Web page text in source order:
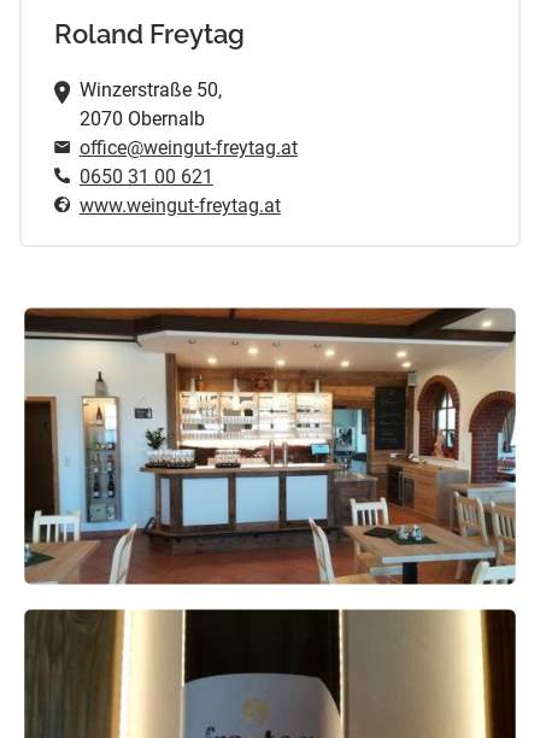
Roland Freytag
Winzerstraße 50,
2070 Obernalb
office@weingut-freytag.at
0650 31 00 621
www.weingut-freytag.at